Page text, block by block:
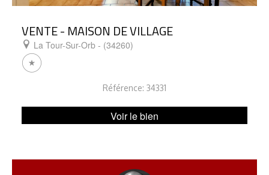
VENTE - MAISON DE VILLAGE
La Tour-Sur-Orb - (34260)
Référence: 34331
Voir le bien